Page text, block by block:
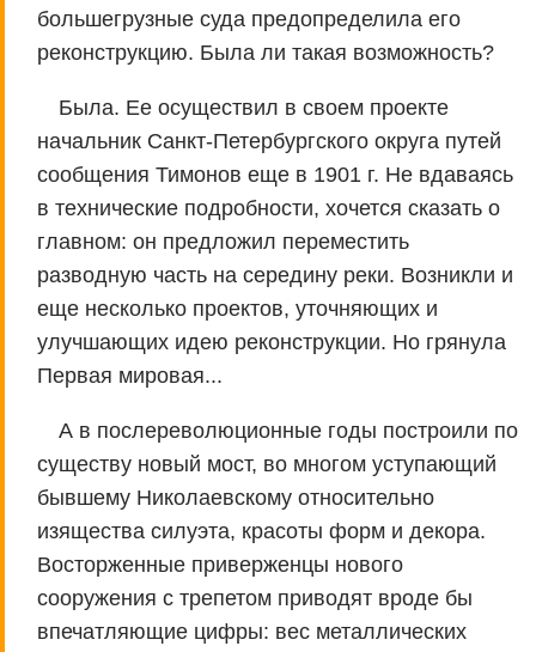
большегрузные суда предопределила его
реконструкцию. Была ли такая возможность?
Была. Ее осуществил в своем проекте
начальник Санкт-Петербургского округа путей
сообщения Тимонов еще в 1901 г. Не вдаваясь
в технические подробности, хочется сказать о
главном: он предложил переместить
разводную часть на середину реки. Возникли и
еще несколько проектов, уточняющих и
улучшающих идею реконструкции. Но грянула
Первая мировая...
А в послереволюционные годы построили по
существу новый мост, во многом уступающий
бывшему Николаевскому относительно
изящества силуэта, красоты форм и декора.
Восторженные приверженцы нового
сооружения с трепетом приводят вроде бы
впечатляющие цифры: вес металлических